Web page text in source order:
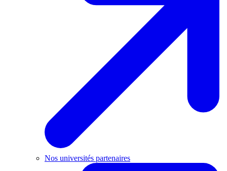
Nos universités partenaires